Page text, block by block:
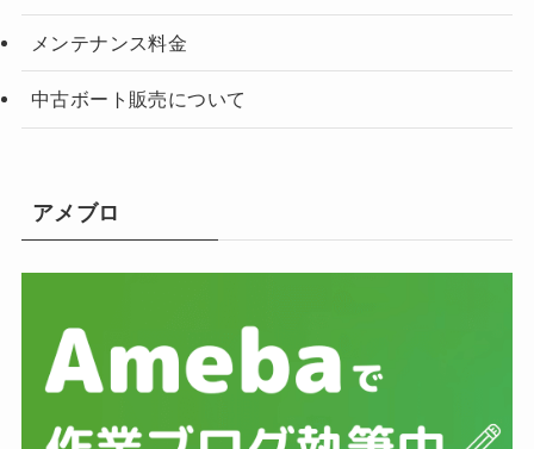
メンテナンス料金
中古ボート販売について
アメブロ